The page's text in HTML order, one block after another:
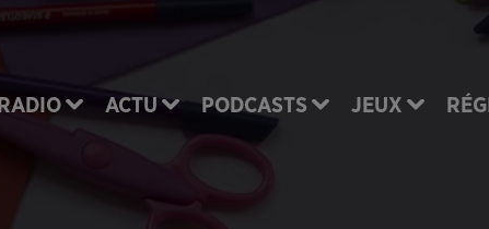
RADIO ACTU PODCASTS JEUX